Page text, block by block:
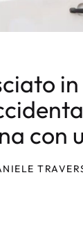
con